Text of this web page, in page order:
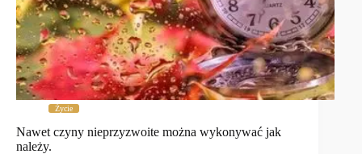
Życie
Nawet czyny nieprzyzwoite można wykonywać jak
należy.